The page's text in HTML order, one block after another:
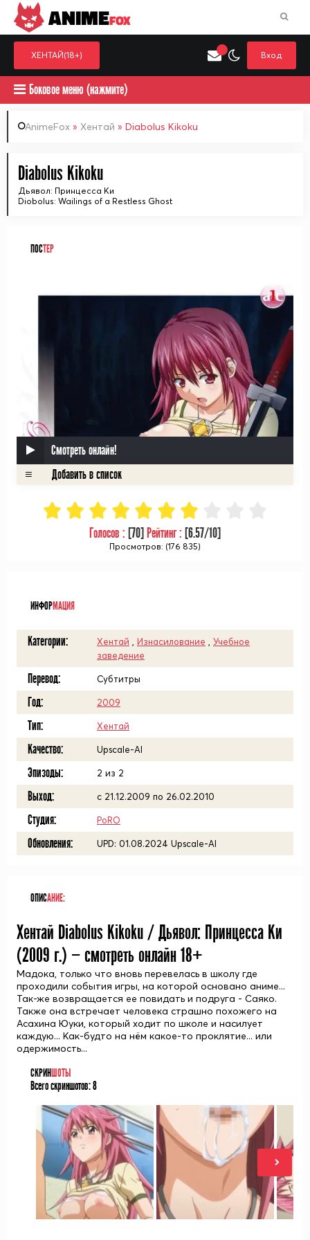
Выберите одну категорию для поиска
ANIMEFOX
ХЕНТАЙ(18+) Вход
Боковое меню (нажмите)
AnimeFox » Хентай » Diabolus Kikoku
Diabolus Kikoku
Дьявол: Принцесса Ки
Diobolus: Wailings of a Restless Ghost
ПОСТЕР
Смотреть онлайн!
Голосов : [70] Рейтинг : [6.57/10]
Просмотров: (176 835)
ИНФОРМАЦИЯ
Категории: Хентай Изнасилование
Учебное
заведение
Перевод: Субтитры
Год: 2009
Тип: Хентай
Качество: Upscale-AI
Эпизоды: 2 из 2
Выход: с 21.12.2009 по 26.02.2010
Студия: PoRO
Обновления: UPD: 01.08.2024 Upscale-AI
ОПИСАНИЕ:
Хентай Diabolus Kikoku / Дьявол: Принцесса Ки
(2009 г.) — смотреть онлайн 18+
Мадока, только что вновь перевелась в школу где
проходили события игры, на которой основано аниме...
Так-же возвращается ее повидать и подруга - Саяко.
Также она встречает человека страшно похожего на
Асахина Юуки, который ходит по школе и насилует
каждую... Как-будто на нём какое-то проклятие... или
одержимость...
СКРИН ШОТЫ
Всего скриншотов:8